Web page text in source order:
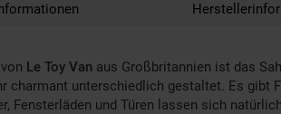
von Le Toy Van aus Großbritannien ist das
unterschiedlich gestaltet. Es gibt
Fensterläden und Türen lassen sich